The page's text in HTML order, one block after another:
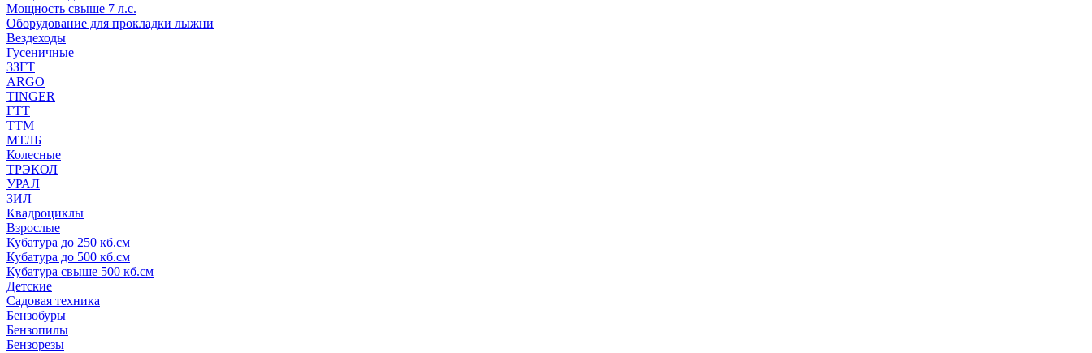
Мощность свыше 7 л.с.
Оборудование для прокладки лыжни
Вездеходы
Гусеничные
ЗЗГТ
ARGO
TINGER
ГТТ
ТТМ
МТЛБ
Колесные
ТРЭКОЛ
УРАЛ
ЗИЛ
Квадроциклы
Взрослые
Кубатура до 250 кб.см
Кубатура до 500 кб.см
Кубатура свыше 500 кб.см
Детские
Садовая техника
Бензобуры
Бензопилы
Бензорезы